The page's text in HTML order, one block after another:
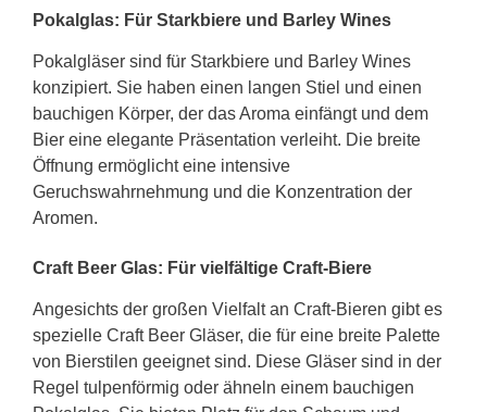
Pokalglas: Für Starkbiere und Barley Wines
Pokalgläser sind für Starkbiere und Barley Wines
konzipiert. Sie haben einen langen Stiel und einen
bauchigen Körper, der das Aroma einfängt und dem
Bier eine elegante Präsentation verleiht. Die breite
Öffnung ermöglicht eine intensive
Geruchswahrnehmung und die Konzentration der
Aromen.
Craft Beer Glas: Für vielfältige Craft-Biere
Angesichts der großen Vielfalt an Craft-Bieren gibt es
spezielle Craft Beer Gläser, die für eine breite Palette
von Bierstilen geeignet sind. Diese Gläser sind in der
Regel tulpenförmig oder ähneln einem bauchigen